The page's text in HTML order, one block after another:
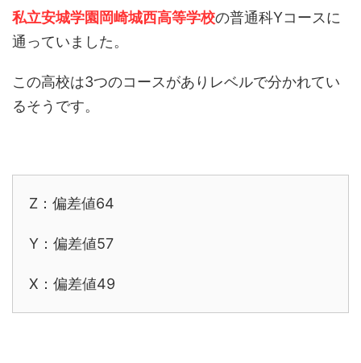
私立安城学園岡崎城西高等学校の普通科Yコースに
通っていました。
この高校は3つのコースがありレベルで分かれてい
るそうです。
Z：偏差値64
Y：偏差値57
X：偏差値49